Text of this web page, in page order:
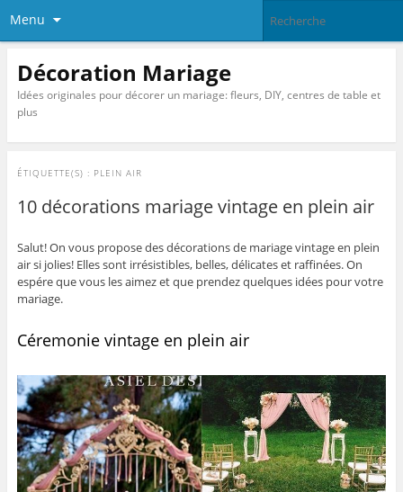
Menu
Décoration Mariage
Idées originales pour décorer un mariage: fleurs, DIY, centres de table et
plus
ÉTIQUETTE(S) : PLEIN AIR
10 décorations mariage vintage en plein air
Salut! On vous propose des décorations de mariage vintage en plein
air si jolies! Elles sont irrésistibles, belles, délicates et raffinées. On
espére que vous les aimez et que prendez quelques idées pour votre
mariage.
Céremonie vintage en plein air